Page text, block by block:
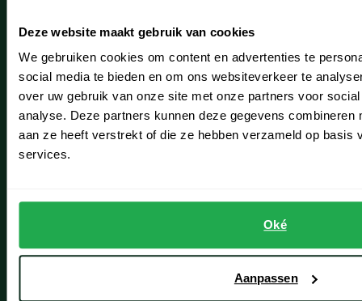
Deze website maakt gebruik van cookies
We gebruiken cookies om content en advertenties te
social media te bieden en om ons websiteverkeer te
over uw gebruik van onze site met onze partners voor
analyse. Deze partners kunnen deze gegevens combineren
aan ze heeft verstrekt of die ze hebben verzameld op basis
services.
Oké
Aanpassen
Leiderdorp
Noordwijk
Openingstijden winkels
Schulte Herenmode